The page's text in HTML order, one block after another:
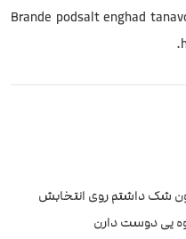
Brande podsalt enghad
شک داشتم روی انتخابش
یی دوست دارن